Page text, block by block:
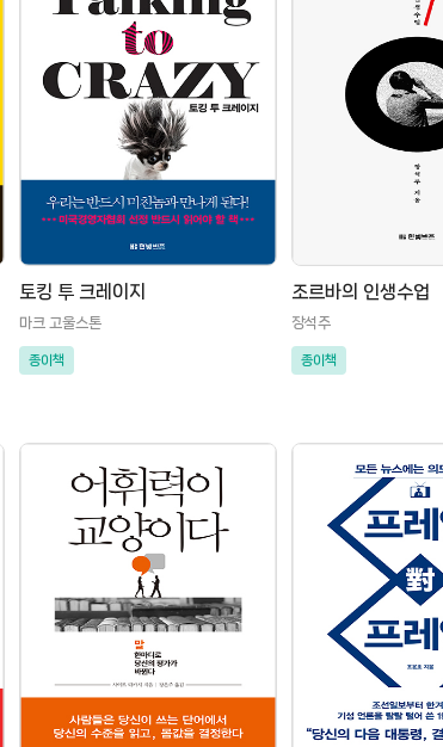
토킹 투 크레이지
마크 고울스톤
종이책
조르바의 인생수업
장석주
종이책